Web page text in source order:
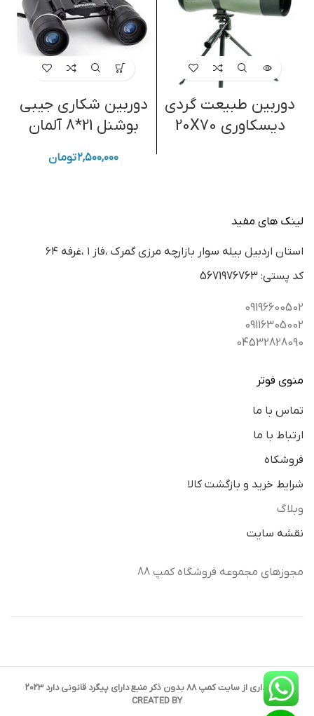
دوربین طبیعت گردی
دیسکاوری 20X70
دوربین شکاری جیبی
بوشنل 21*8 آلمان
۲,۵۰۰,۰۰۰تومان
لینک های مفید
استان اردبيل بيله سوار بازارچه مرزي گمرك ،فاز ١ ،غرفه ٦٤
كد پستي: 5671976763
09196600502
09116305002
04532828090
منوی فوتر
تماس با ما
ارتباط با ما
فروشکاه
شرایط خرید و بازگشت کالا
وبلاگ
نقشه سایت
مجوزهای مجموعه فروشگاه کمپ 88
کپی برداری از سایت کمپ 88 بدون ذکر منبع دارای پیگرد قانونی دارد 2023
CREATED BY